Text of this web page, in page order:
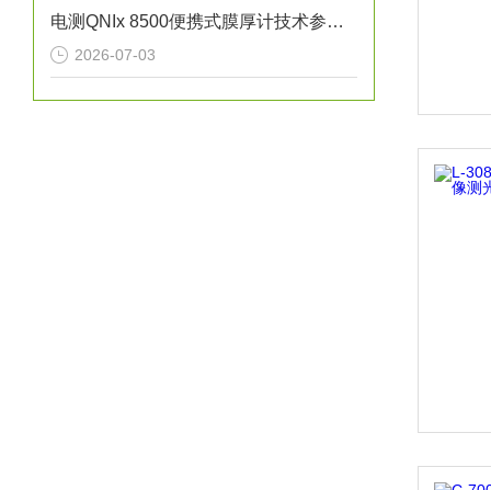
电测QNIx 8500便携式膜厚计技术参数与应用解析
2026-07-03